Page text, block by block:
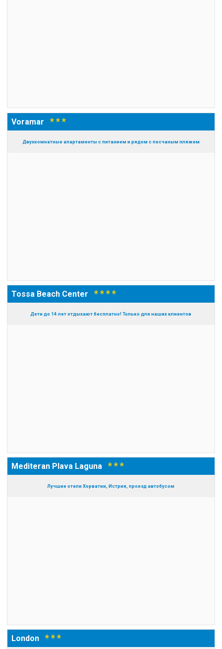
Voramar* * *
Двухкомнатные апартаменты с питанием и рядом с песчаным пляжем
Tossa Beach Center* * * *
Дети до 14 лет отдыхают бесплатно! Только для наших клиентов
Mediteran Plava Laguna* * *
Лучшие отели Хорватии, Истрия, проезд автобусом
London* * *